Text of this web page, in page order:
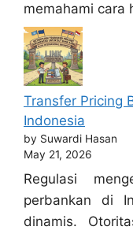
memahami cara
Transfer Pricing
Indonesia
by Suwardi Hasan
May 21, 2026
Regulasi
perbankan di
dinamis.